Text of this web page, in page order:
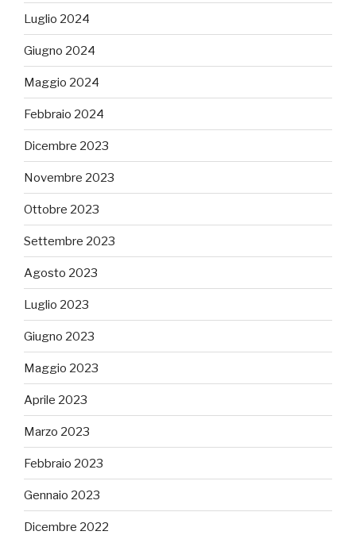
Luglio 2024
Giugno 2024
Maggio 2024
Febbraio 2024
Dicembre 2023
Novembre 2023
Ottobre 2023
Settembre 2023
Agosto 2023
Luglio 2023
Giugno 2023
Maggio 2023
Aprile 2023
Marzo 2023
Febbraio 2023
Gennaio 2023
Dicembre 2022